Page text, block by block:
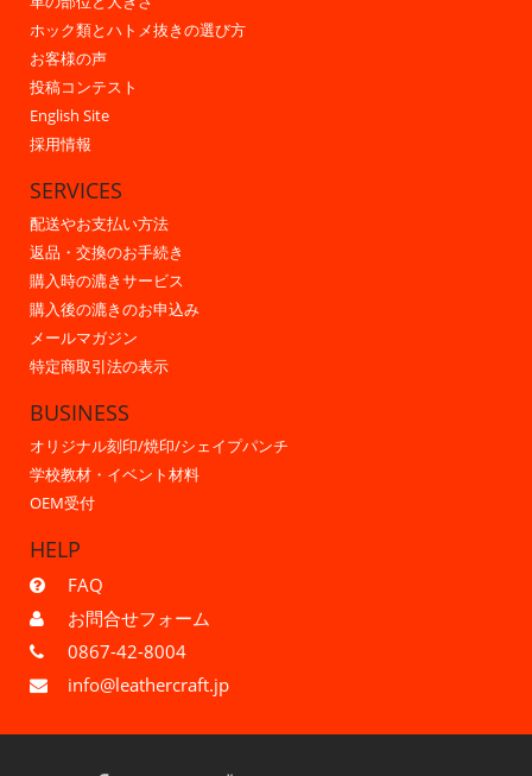
ホック類とハトメ抜きの選び方
お客様の声
投稿コンテスト
English Site
採用情報
SERVICES
配送やお支払い方法
返品・交換のお手続き
購入時の漉きサービス
購入後の漉きのお申込み
メールマガジン
特定商取引法の表示
BUSINESS
オリジナル刻印/焼印/シェイプパンチ
学校教材・イベント材料
OEM受付
HELP
FAQ
お問合せフォーム
0867-42-8004
info@leathercraft.jp